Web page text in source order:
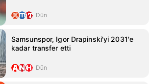
Dün
Samsunspor, Igor Drapinski'yi 2031'e
kadar transfer etti
Dün